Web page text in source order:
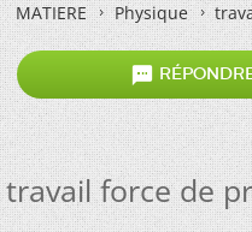
MATIERE
Physique

travail force de